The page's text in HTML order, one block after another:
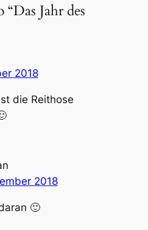
“Das Jahr des
2018
die Reithose
2018
🙂